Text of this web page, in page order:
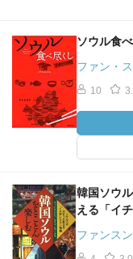
ソウル食
ファン・
10
韓国ソウ
える「イ
ファンス